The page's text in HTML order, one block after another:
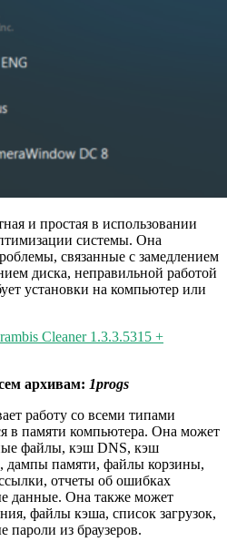
и простая в использовании
системы. Она
связанные с замедлением
диска, неправильной работой
установки на компьютер или
Cleaner 1.3.3.5315 +
архивам: 1progs
работу со всеми типами
в памяти компьютера. Она может
файлы, кэш DNS, кэш
дампы памяти, файлы корзины,
отчеты об ошибках
данные. Она также может
файлы кэша, список загрузок,
из браузеров.